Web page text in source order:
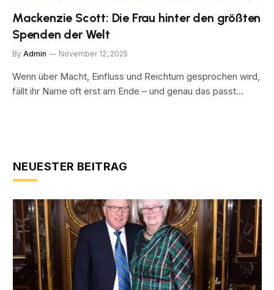
Mackenzie Scott: Die Frau hinter den größten
Spenden der Welt
By Admin November 12, 2025
Wenn über Macht, Einfluss und Reichtum gesprochen wird,
fällt ihr Name oft erst am Ende – und genau das passt…
NEUESTER BEITRAG